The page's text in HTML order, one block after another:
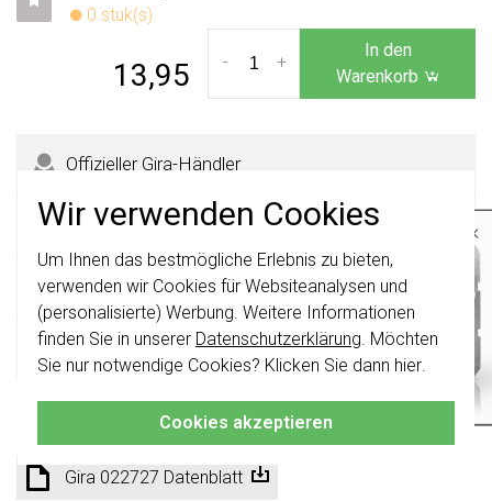
Wir verwenden Cookies
Um Ihnen das bestmögliche Erlebnis zu bieten,
verwenden wir Cookies für Websiteanalysen und
(personalisierte) Werbung. Weitere Informationen
finden Sie in unserer Datenschutzerklärung. Möchten
Sie nur notwendige Cookies? Klicken Sie dann hier.
Cookies akzeptieren
0 stuk(s)
13,95 +
-
In den
Warenkorb
Offizieller Gira-Händler
365 Tage Rückgaberecht
Sicher kaufen mit Käuferschutz
Schnelle Lieferzeiten
Produktbeschreibung
Gira 022727 Datenblatt
×
Wichtig: Gira Schalter und
Schalterwippen wurden erneuert. Sie sind
2024 kombinierbar.
Klicken Sie hier
für weitere Informationen,
damit Sie immer das Richtige bestellen.